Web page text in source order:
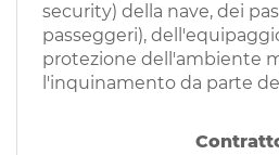
PT
security) della nave, dei
passeggeri),
protezione dell'ambiente
l'inquinamento da parte